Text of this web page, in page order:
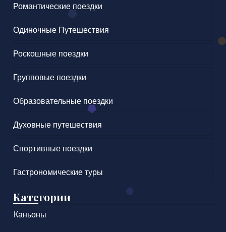
Романтические поездки
Одиночные Путешествия
Роскошные поездки
Групповые поездки
Образовательные поездки
Духовные путешествия
Спортивные поездки
Гастрономические туры
Категории
Каньоны